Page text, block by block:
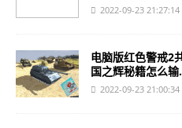
2022-09-23 21:27:14
电脑版红色警戒2
国之辉秘籍怎么输
2022-09-23 21:00:34